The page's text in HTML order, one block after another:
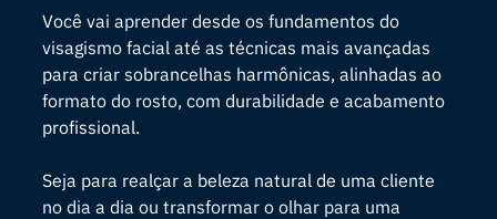
Você vai aprender desde os fundamentos do
visagismo facial até as técnicas mais avançadas
para criar sobrancelhas harmônicas, alinhadas ao
formato do rosto, com durabilidade e acabamento
profissional.
Seja para realçar a beleza natural de uma cliente
no dia a dia ou transformar o olhar para uma